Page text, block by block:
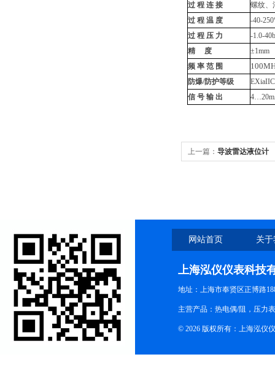
过 程 连 接
螺纹、
过 程 温 度
-40-250
过 程 压 力
-1.0-
精 度
±1mm
频 率 范 围
防爆/防护等级
信 号 输 出
4…
上一篇： 导波雷达液位计
网站首页 关
上海泓仪仪表科技
地址：上海市奉贤区正博路
主营产品：热电偶/阻，压力
© 2026 版权所有：上海泓仪